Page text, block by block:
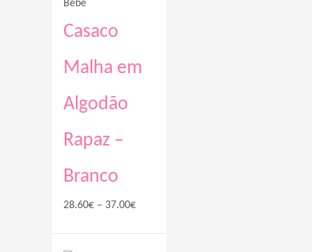
Bebé
Casaco
Malha em
Algodão
Rapaz –
Branco
28.60€ – 37.00€